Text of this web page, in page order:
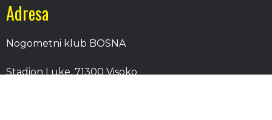
Adresa
Nogometni klub BOSNA
Stadion Luke, 71300 Visoko